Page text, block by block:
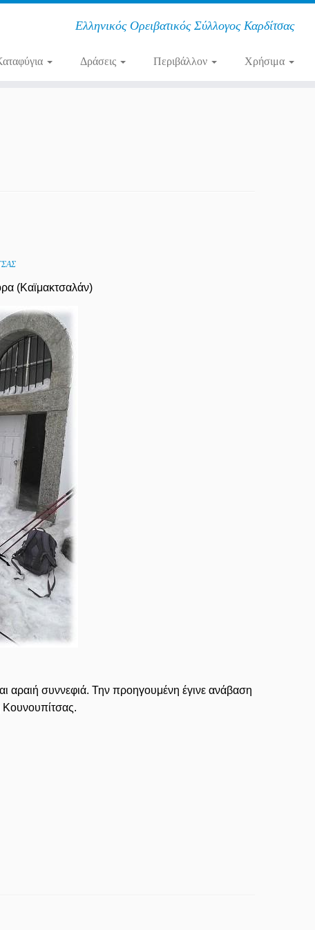
Ελληνικός Ορειβατικός Σύλλογος Καρδίτσας
Δράσεις Περιβάλλον Χρήσιμα
(Καϊμακτσαλάν)
συννεφιά. Την προηγουμένη έγινε ανάβαση
Κουνουπίτσας.